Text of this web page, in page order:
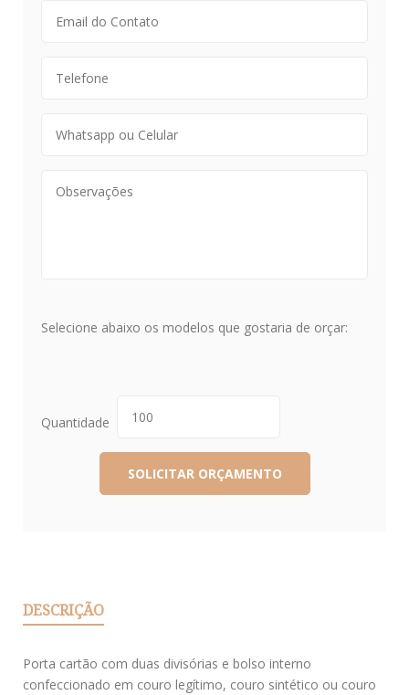
Selecione abaixo os modelos que gostaria de orçar:
Quantidade
DESCRIÇÃO
Porta cartão com duas divisórias e bolso interno
confeccionado em couro legítimo, couro sintético ou couro